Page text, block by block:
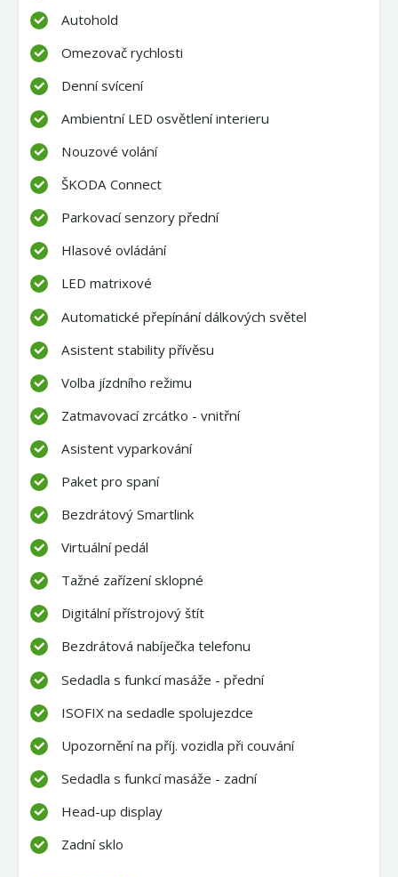
Autohold
Omezovač rychlosti
Denní svícení
Ambientní LED osvětlení interieru
Nouzové volání
ŠKODA Connect
Parkovací senzory přední
Hlasové ovládání
LED matrixové
Automatické přepínání dálkových světel
Asistent stability přívěsu
Volba jízdního režimu
Zatmavovací zrcátko - vnitřní
Asistent vyparkování
Paket pro spaní
Bezdrátový Smartlink
Virtuální pedál
Tažné zařízení sklopné
Digitální přístrojový štít
Bezdrátová nabíječka telefonu
Sedadla s funkcí masáže - přední
ISOFIX na sedadle spolujezdce
Upozornění na příj. vozidla při couvání
Sedadla s funkcí masáže - zadní
Head-up display
Zadní sklo